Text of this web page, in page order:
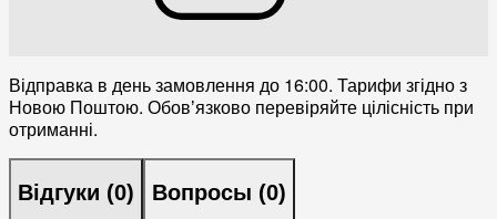
Відправка в день замовлення до 16:00. Тарифи згідно з
Новою Поштою. Обовʼязково перевіряйте цілісність при
отриманні.
Відгуки (0) Вопросы (0)